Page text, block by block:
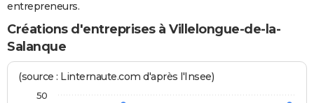
entrepreneurs.
Créations d'entreprises à Villelongue-de-la-
Salanque
(source : Linternaute.com d'après l'Insee)
50